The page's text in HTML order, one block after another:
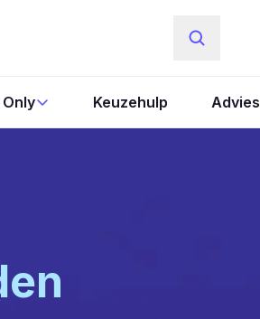
Only Keuzehulp Advies